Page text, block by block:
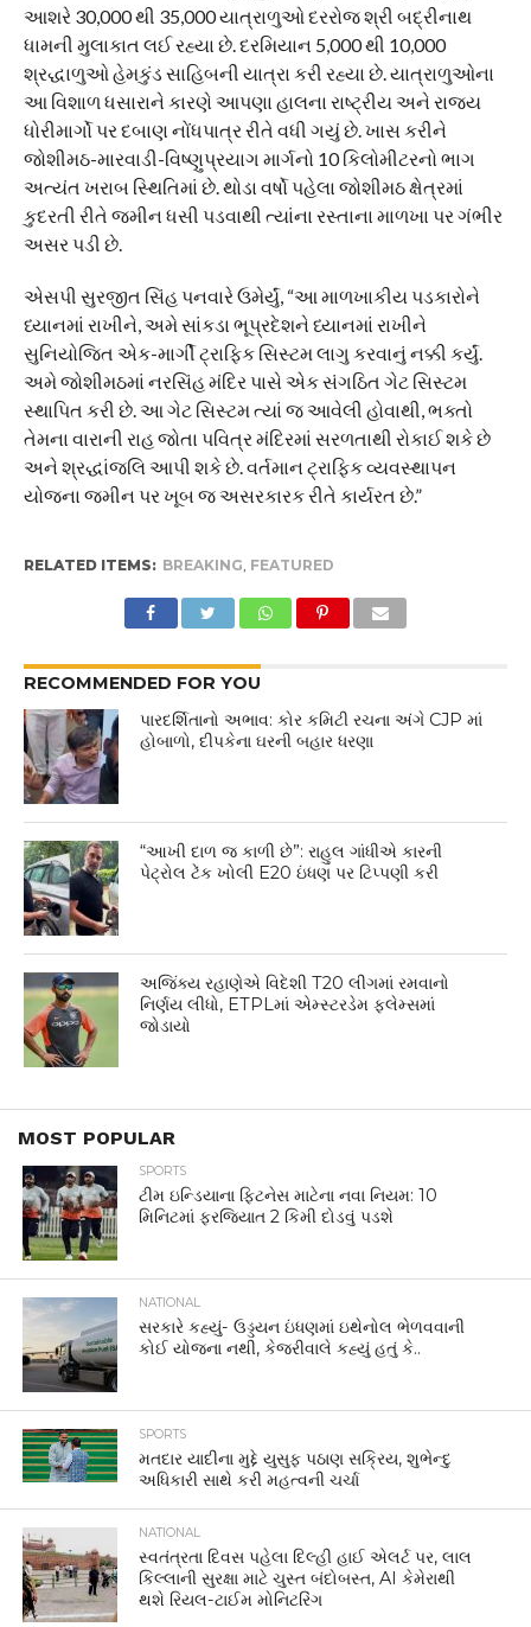
આશરે 30,000 થી 35,000 યાત્રાળુઓ દરરોજ શ્રી બદ્રીનાથ
ધામની મુલાકાત લઈ રહ્યા છે. દરમિયાન 5,000 થી 10,000
શ્રદ્ધાળુઓ હેમકુંડ સાહિબની યાત્રા કરી રહ્યા છે. યાત્રાળુઓના
આ વિશાળ ધસારાને કારણે આપણા હાલના રાષ્ટ્રીય અને રાજ્ય
ધોરીમાર્ગો પર દબાણ નોંધપાત્ર રીતે વધી ગયું છે. ખાસ કરીને
જોશીમઠ-મારવાડી-વિષ્ણુપ્રયાગ માર્ગનો 10 કિલોમીટરનો ભાગ
અત્યંત ખરાબ સ્થિતિમાં છે. થોડા વર્ષો પહેલા જોશીમઠ ક્ષેત્રમાં
કુદરતી રીતે જમીન ધસી પડવાથી ત્યાંના રસ્તાના માળખા પર ગંભીર
અસર પડી છે.
એસપી સુરજીત સિંહ પનવારે ઉમેર્યું, “આ માળખાકીય પડકારોને
ધ્યાનમાં રાખીને, અમે સાંકડા ભૂપ્રદેશને ધ્યાનમાં રાખીને
સુનિયોજિત એક-માર્ગી ટ્રાફિક સિસ્ટમ લાગુ કરવાનું નક્કી કર્યું.
અમે જોશીમઠમાં નરસિંહ મંદિર પાસે એક સંગઠિત ગેટ સિસ્ટમ
સ્થાપિત કરી છે. આ ગેટ સિસ્ટમ ત્યાં જ આવેલી હોવાથી, ભક્તો
તેમના વારાની રાહ જોતા પવિત્ર મંદિરમાં સરળતાથી રોકાઈ શકે છે
અને શ્રદ્ધાંજલિ આપી શકે છે. વર્તમાન ટ્રાફિક વ્યવસ્થાપન
યોજના જમીન પર ખૂબ જ અસરકારક રીતે કાર્યરત છે.”
RELATED ITEMS: BREAKING, FEATURED
RECOMMENDED FOR YOU
પારદર્શિતાનો અભાવ: કોર કમિટી રચના અંગે CJP માં
હોબાળો, દીપકેના ઘરની બહાર ધરણા
“આખી દાળ જ કાળી છે”: રાહુલ ગાંધીએ કારની
પેટ્રોલ ટેંક ખોલી E20 ઇંધણ પર ટિપ્પણી કરી
અજિંક્ય રહાણેએ વિદેશી T20 લીગમાં રમવાનો
નિર્ણય લીધો, ETPLમાં એમ્સ્ટરડેમ ફ્લેમ્સમાં
જોડાયો
MOST POPULAR
SPORTS
ટીમ ઇન્ડિયાના ફિટનેસ માટેના નવા નિયમ: 10
મિનિટમાં ફરજિયાત 2 કિમી દોડવું પડશે
NATIONAL
સરકારે કહ્યું- ઉડ્ડયન ઇંધણમાં ઇથેનોલ ભેળવવાની
કોઈ યોજના નથી, કેજરીવાલે કહ્યું હતું કે..
SPORTS
મતદાર યાદીના મુદ્દે યુસુફ પઠાણ સક્રિય, શુભેન્દુ
અધિકારી સાથે કરી મહત્વની ચર્ચા
NATIONAL
સ્વતંત્રતા દિવસ પહેલા દિલ્હી હાઈ એલર્ટ પર, લાલ
કિલ્લાની સુરક્ષા માટે ચુસ્ત બંદોબસ્ત, AI કેમેરાથી
થશે રિયલ-ટાઈમ મોનિટરિંગ